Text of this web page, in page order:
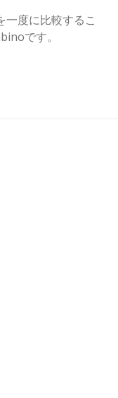
一度に比較するこ
です。